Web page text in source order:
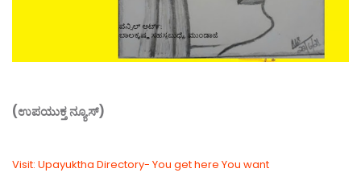
(ಉಪಯುಕ್ತ ನ್ಯೂಸ್)
Visit: Upayuktha Directory- You get here You want